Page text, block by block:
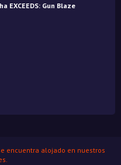
EXCEEDS: Gun Blaze
encuentra alojado en nuestros